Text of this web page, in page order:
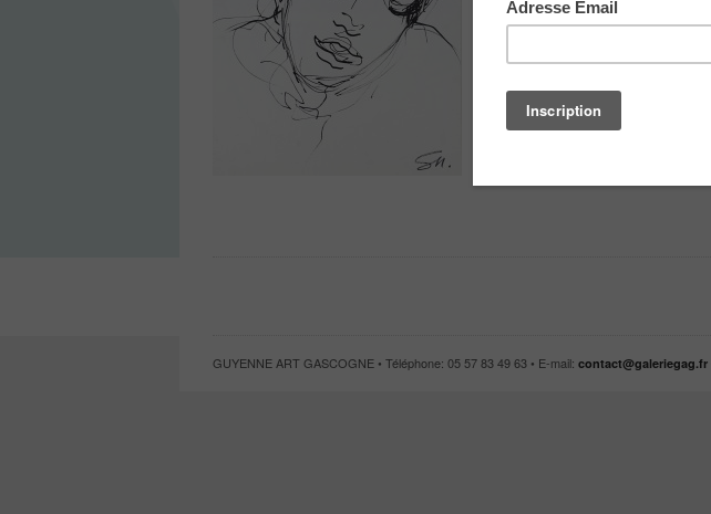
GUYENNE ART GASCOGNE • Téléphone: 05 57 83 49 63 • E-mail: contact@galeriegag.fr